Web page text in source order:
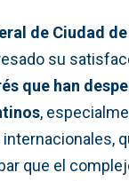
de Ciudad de
su
que han
,
que el